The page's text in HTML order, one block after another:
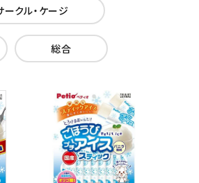
ークル・ケージ
総合